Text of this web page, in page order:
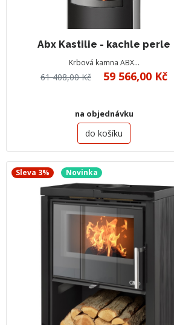
Abx Kastilie - kachle perle
Krbová kamna ABX…
61 408,00 Kč 59 566,00 Kč
na objednávku
do košíku
Sleva 3% Novinka